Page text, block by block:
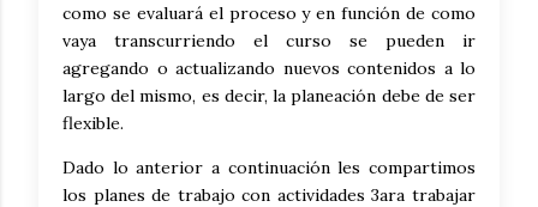
como se evaluará el proceso y en función de como
vaya transcurriendo el curso se pueden ir
agregando o actualizando nuevos contenidos a lo
largo del mismo, es decir, la planeación debe de ser
flexible.
Dado lo anterior a continuación les compartimos
los planes de trabajo con actividades 3ara trabajar